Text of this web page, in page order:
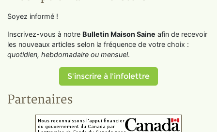
Soyez informé !
Inscrivez-vous à notre Bulletin Maison Saine afin de recevoir
les nouveaux articles selon la fréquence de votre choix :
quotidien, hebdomadaire ou mensuel.
S'inscrire à l'infolettre
Partenaires